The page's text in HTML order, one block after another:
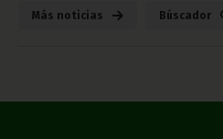
Más noticias Búscador